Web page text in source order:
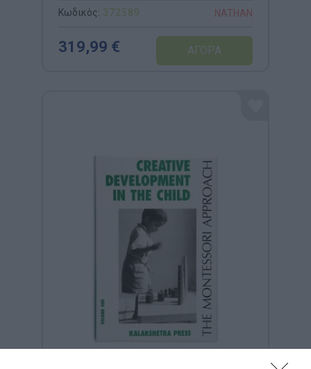
Κωδικός: 372589 NATHAN
319,99 €